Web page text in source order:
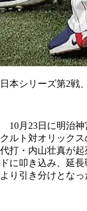
日本シリーズ第2戦
10月23日に明治神
クルト対オリック
代打・内山壮真が
ドに叩き込み、延
より引き分けとなっ